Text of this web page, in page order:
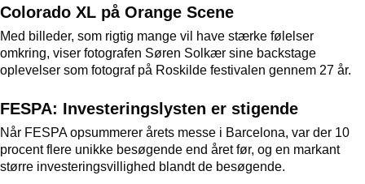
Colorado XL på Orange Scene
Med billeder, som rigtig mange vil have stærke følelser
omkring, viser fotografen Søren Solkær sine backstage
oplevelser som fotograf på Roskilde festivalen gennem 27 år.
FESPA: Investeringslysten er stigende
Når FESPA opsummerer årets messe i Barcelona, var der 10
procent flere unikke besøgende end året før, og en markant
større investeringsvillighed blandt de besøgende.